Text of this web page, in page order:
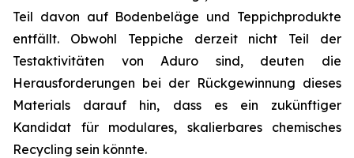
Teil davon auf Bodenbeläge und Teppichprodukte
entfällt. Obwohl Teppiche derzeit nicht Teil der
Testaktivitäten von Aduro sind, deuten die
Herausforderungen bei der Rückgewinnung dieses
Materials darauf hin, dass es ein zukünftiger
Kandidat für modulares, skalierbares chemisches
Recycling sein könnte.